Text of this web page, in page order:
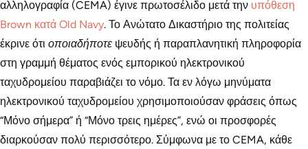
αλληλογραφία (CEMA) έγινε πρωτοσέλιδο μετά την υπόθεση
Brown κατά Old Navy. Το Ανώτατο Δικαστήριο της πολιτείας
έκρινε ότι οποιαδήποτε ψευδής ή παραπλανητική πληροφορία
στη γραμμή θέματος ενός εμπορικού ηλεκτρονικού
ταχυδρομείου παραβιάζει το νόμο. Τα εν λόγω μηνύματα
ηλεκτρονικού ταχυδρομείου χρησιμοποιούσαν φράσεις όπως
“Μόνο σήμερα” ή “Μόνο τρεις ημέρες”, ενώ οι προσφορές
διαρκούσαν πολύ περισσότερο. Σύμφωνα με το CEMA, κάθε